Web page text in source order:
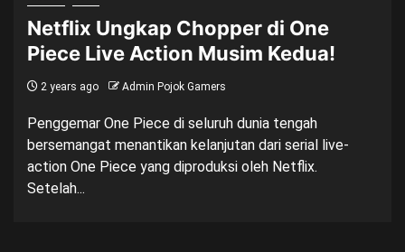
Netflix Ungkap Chopper di One
Piece Live Action Musim Kedua!
2 years ago Admin Pojok Gamers
Penggemar One Piece di seluruh dunia tengah
bersemangat menantikan kelanjutan dari serial live-
action One Piece yang diproduksi oleh Netflix.
Setelah...